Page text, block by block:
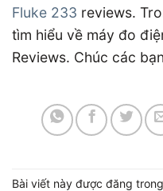
Fluke 233 reviews.
tìm hiểu về máy đo
Reviews. Chúc các
Bài viết này được đăng trong